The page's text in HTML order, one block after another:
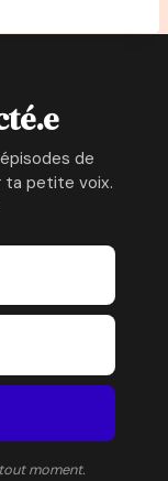
de
ta petite voix.
moment.